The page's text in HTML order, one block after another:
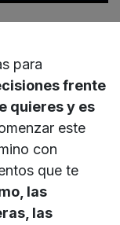
para
frente
quieres y es
este
con
que te
las
las